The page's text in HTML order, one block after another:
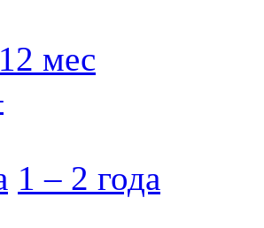
12 мес
1 – 2 года